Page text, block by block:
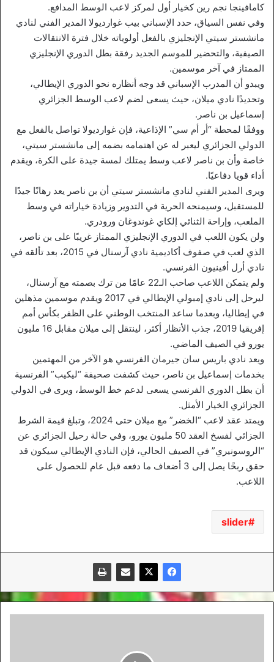
كامافينجا نجم رين كخيار أول لمركز لاعب الوسط المدافع.
وفي نفس السياق، حدد الإسباني بيب غوارديولا المدير الفني لنادي
مانشستر سيتي الإنجليزي بالفعل أولوياته خلال فترة الانتقالات
الصيفية، والتحضير للموسم الجديد رفقة بطل الدوري الإنجليزي
الممتاز في آخر موسمين.
ويبدو أن المدرب الإسباني قد وجه أنظاره نحو الدوري الإيطالي،
وتحديدًا نادي ميلان، حيث يسعى لضم لاعب الوسط الجزائري
إسماعيل بن ناصر.
ووفقًا لمحطة “أر أم سي” الإذاعية، فإن غوارديولا تواصل بالفعل مع
الدولي الجزائري ليعبر له عن اهتمامه بضمه إلى مانشستر سيتي،
خاصة وأن بن ناصر لاعب وسط يمتلك لمسة جيدة على الكرة، ويقدم
أداء قويا دفاعيًا.
ويرى المدير الفني لنادي مانشستر سيتي أن بن ناصر يعد رهانًا جيدًا
للمستقبل، وسيمنحه الحرية في التدوير وزيادة خياراته في وسط
الملعب، وإراحة الثنائي إلكاي غوندوغان ورودري.
ولن يكون اللعب في الدوري الإنجليزي الممتاز غريبًا على بن ناصر،
الذي لعب في صفوف أكاديمية نادي آرسنال في 2015، بعد تألقه في
نادي أرل أفينيون الفرنسي.
ولم يتمكن اللاعب صاحب الـ22 عامًا من ترك بصمته مع آرسنال،
ليرحل إلى نادي إمبولي الإيطالي في 2017 ويقدم موسمين مذهلين
في إيطاليا، وبعدما ساعد المنتخب الوطني على الظفر بكأس أمم
إفريقيا 2019، جذب الأنظار أكثر، لينتقل إلى ميلان مقابل 16 مليون
يورو في الصيف الماضي.
ويعد نادي باريس سان جيرمان الفرنسي هو الآخر من المهتمين
بخدمات إسماعيل بن ناصر، حيث كشفت صحيفة “ليكيب” الفرنسية
أن بطل الدوري الفرنسي يسعى لدعم خط الوسط، ويرى في الدولي
الجزائري الخيار الأمثل.
ويمتد عقد لاعب “الخضر” مع ميلان حتى 2024، وتبلغ قيمة الشرط
الجزائي لفسخ العقد 50 مليون يورو، وفي حالة رحيل الجزائري عن
“الروسونيري” في الصيف الحالي، فإن النادي الإيطالي سيكون قد
حقق ربحًا يصل إلى 3 أضعاف ما دفعه قبل عام للحصول على
اللاعب.
slider